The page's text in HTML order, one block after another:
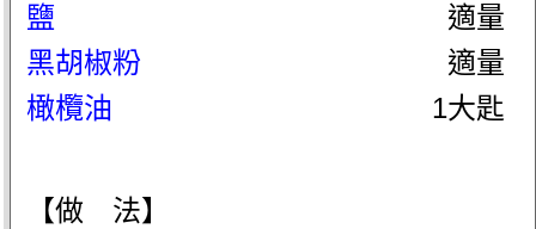
鹽
適量
黑胡椒粉
適量
橄欖油
1大匙
【做 法】